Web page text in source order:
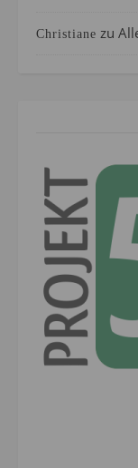
Christiane zu